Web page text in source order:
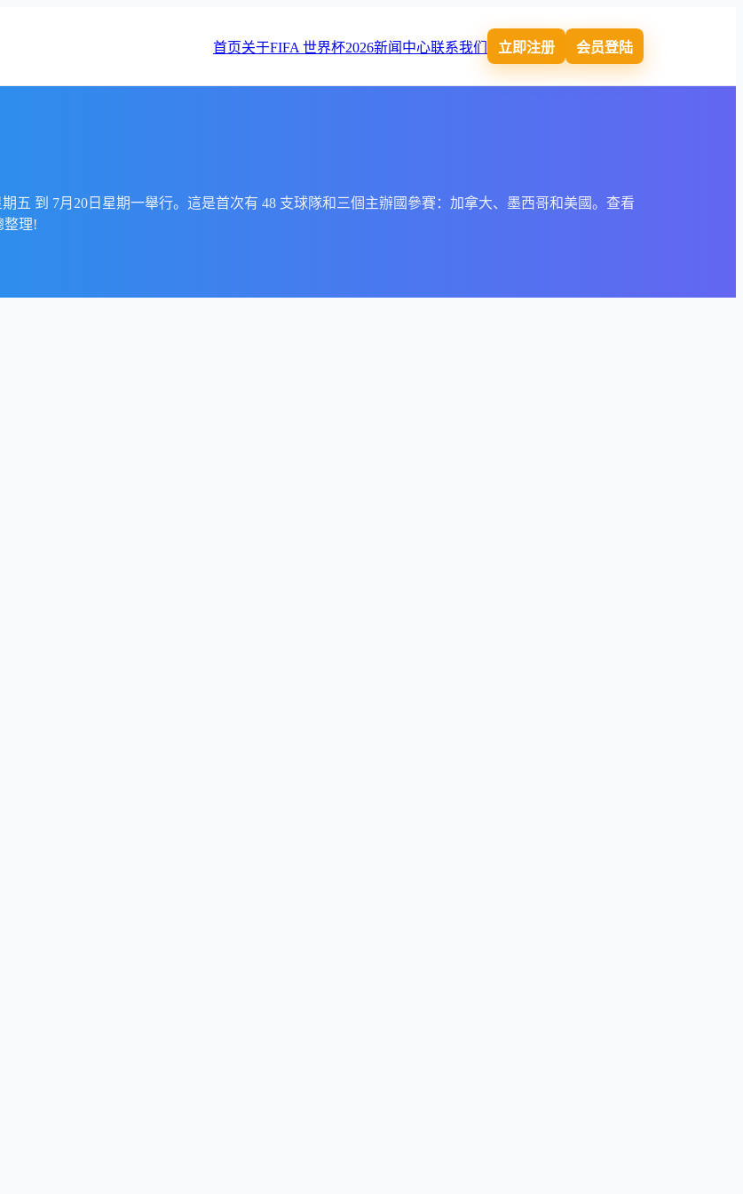
首页关于FIFA 世界杯2026新闻中心联系我们 立即注册 会员登陆
五 到 7月20日星期一舉行。這是首次有 48 支球隊和三個主辦國參賽：加拿大、墨西哥和美國。查看
整理!